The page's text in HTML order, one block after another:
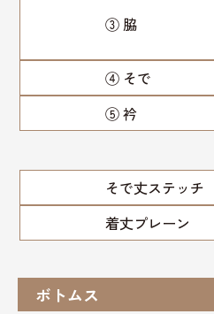
③ 脇
④ そで
⑤ 衿
そで丈ステッチ
着丈プレーン
ボトムス